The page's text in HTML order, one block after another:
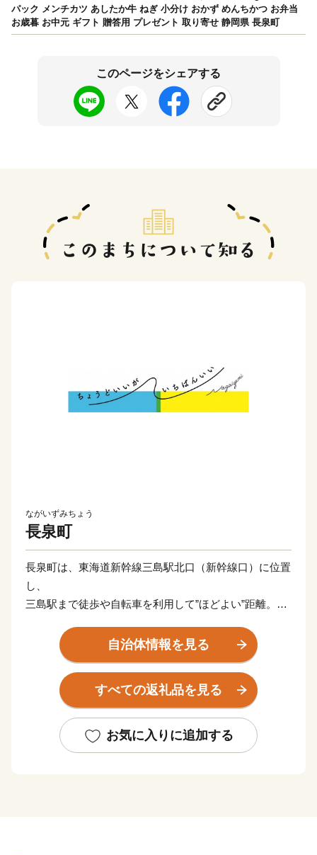
パック メンチカツ あしたか牛 ねぎ 小分け おかず めんちかつ お弁当
お歳暮 お中元 ギフト 贈答用 プレゼント 取り寄せ 静岡県 長泉町
このページをシェアする
ながいずみちょう
長泉町
長泉町は、東海道新幹線三島駅北口（新幹線口）に位置
し、
三島駅まで徒歩や自転車を利用して”ほどよい”距離。
令和６年４月には「人口戦略会議」において、
「消滅しない自治体（自立持続可能性自治体）」に選ば
がん治療の実力ランキング日本一の評価を受ける県立静
自治体情報を見る
すべての返礼品を見る
お気に入りに追加する